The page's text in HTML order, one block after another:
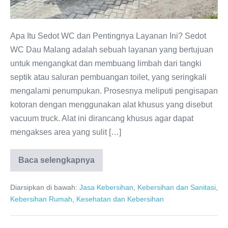
Anda
Apa Itu Sedot WC dan Pentingnya Layanan Ini? Sedot
WC Dau Malang adalah sebuah layanan yang bertujuan
untuk mengangkat dan membuang limbah dari tangki
septik atau saluran pembuangan toilet, yang seringkali
mengalami penumpukan. Prosesnya meliputi pengisapan
kotoran dengan menggunakan alat khusus yang disebut
vacuum truck. Alat ini dirancang khusus agar dapat
mengakses area yang sulit […]
Baca selengkapnya
Sedot
WC
Malang:
Layanan
Terpercaya
Diarsipkan di bawah: Jasa Kebersihan Kebersihan dan Sanitasi
Kebersihan Rumah
Kesehatan dan Kebersihan